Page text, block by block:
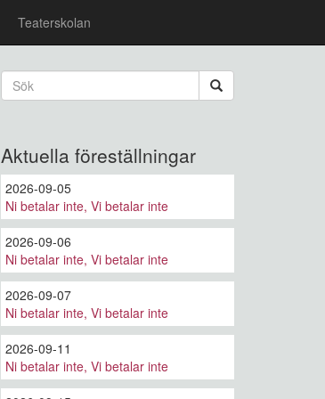
Teaterskolan
Sökformulär
Aktuella föreställningar
2026-09-05
Ni betalar inte, Vi betalar inte
2026-09-06
Ni betalar inte, Vi betalar inte
2026-09-07
Ni betalar inte, Vi betalar inte
2026-09-11
Ni betalar inte, Vi betalar inte